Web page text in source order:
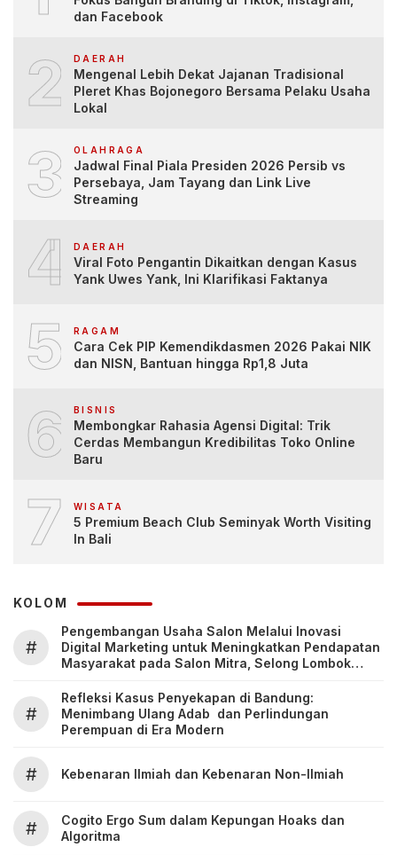
dan Facebook
2 DAERAH
Mengenal Lebih Dekat Jajanan Tradisional
Pleret Khas Bojonegoro Bersama Pelaku Usaha
Lokal
3 OLAHRAGA
Jadwal Final Piala Presiden 2026 Persib vs
Persebaya, Jam Tayang dan Link Live
Streaming
4 DAERAH
Viral Foto Pengantin Dikaitkan dengan Kasus
Yank Uwes Yank, Ini Klarifikasi Faktanya
5 RAGAM
Cara Cek PIP Kemendikdasmen 2026 Pakai NIK
dan NISN, Bantuan hingga Rp1,8 Juta
6 BISNIS
Membongkar Rahasia Agensi Digital: Trik
Cerdas Membangun Kredibilitas Toko Online
Baru
7 WISATA
5 Premium Beach Club Seminyak Worth Visiting
In Bali
KOLOM
#
Pengembangan Usaha Salon Melalui Inovasi
Digital Marketing untuk Meningkatkan Pendapatan
Masyarakat pada Salon Mitra, Selong Lombok
#
Refleksi Kasus Penyekapan di Bandung:
Menimbang Ulang Adab dan Perlindungan
Perempuan di Era Modern
# Kebenaran Ilmiah dan Kebenaran Non-Ilmiah
#
Cogito Ergo Sum dalam Kepungan Hoaks dan
Algoritma